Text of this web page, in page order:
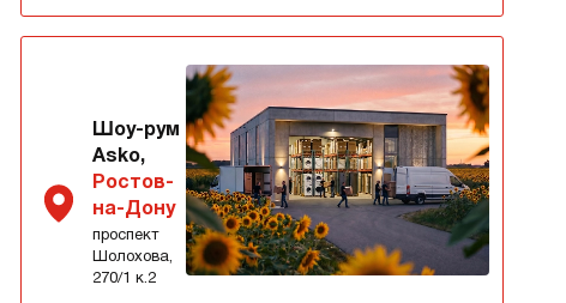
Шоу-рум
Asko,
Ростов-
на-Дону
проспект
Шолохова,
270/1 к.2